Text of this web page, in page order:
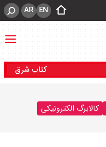
EN
AR
کتاب شرق
کالابرگ الکترونیکی